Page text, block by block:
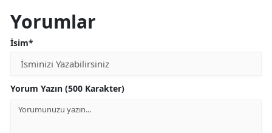
Yorumlar
İsim*
Yorum Yazın (500 Karakter)